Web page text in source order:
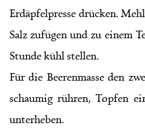
Erdäpfelpresse drücken.
Salz zufügen und zu einem
Stunde kühl stellen.
Für die Beerenmasse den
schaumig rühren, Topfen
unterheben.